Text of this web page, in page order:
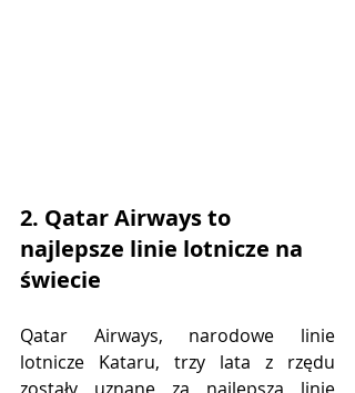
2. Qatar Airways to
najlepsze linie lotnicze na
świecie
Qatar Airways, narodowe linie
lotnicze Kataru, trzy lata z rzędu